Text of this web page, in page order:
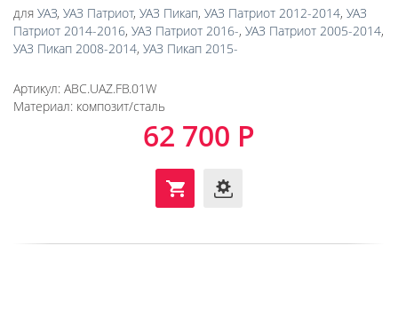
для УАЗ, УАЗ Патриот, УАЗ Пикап, УАЗ Патриот 2012-2014, УАЗ
Патриот 2014-2016, УАЗ Патриот 2016-, УАЗ Патриот 2005-2014,
УАЗ Пикап 2008-2014, УАЗ Пикап 2015-
Артикул: ABC.UAZ.FB.01W
Материал: композит/сталь
62 700 Р